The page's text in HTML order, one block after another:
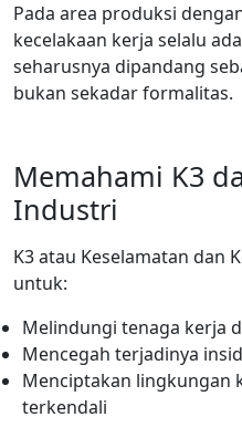
Pada area produksi
kecelakaan kerja selalu
seharusnya dipandang
bukan sekadar formalitas.
Memahami K3
Industri
K3 atau Keselamatan dan
untuk:
Melindungi tenaga kerja
Mencegah terjadinya
Menciptakan lingkungan
terkendali